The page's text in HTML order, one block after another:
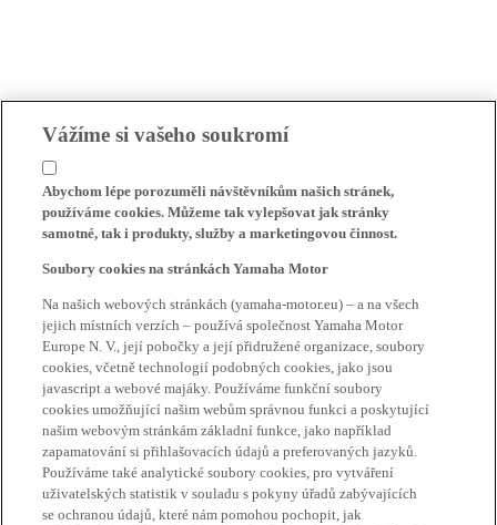
Vážíme si vašeho soukromí
Abychom lépe porozuměli návštěvníkům našich stránek,
používáme cookies. Můžeme tak vylepšovat jak stránky
samotné, tak i produkty, služby a marketingovou činnost.
Soubory cookies na stránkách Yamaha Motor
Na našich webových stránkách (yamaha-motor.eu) – a na všech
jejich místních verzích – používá společnost Yamaha Motor
Europe N. V., její pobočky a její přidružené organizace, soubory
cookies, včetně technologií podobných cookies, jako jsou
javascript a webové majáky. Používáme funkční soubory
cookies umožňující našim webům správnou funkci a poskytující
našim webovým stránkám základní funkce, jako například
zapamatování si přihlašovacích údajů a preferovaných jazyků.
Používáme také analytické soubory cookies, pro vytváření
uživatelských statistik v souladu s pokyny úřadů zabývajících
se ochranou údajů, které nám pomohou pochopit, jak